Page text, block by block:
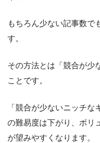
もちろん少ない記事数で
す。
その方法とは 「競合が少
ことです。
「競合が少ないニッチ
の難易度は下がり、ボリ
が望みやすくなります。